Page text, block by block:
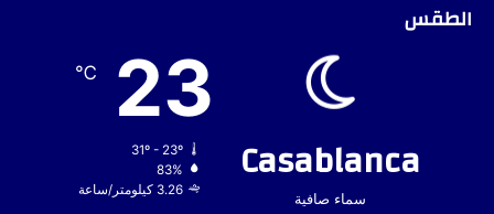
الطقس
Casablanca
سماء صافية
23
℃
31º - 23º
83%
3.26 كيلومتر/ساعة